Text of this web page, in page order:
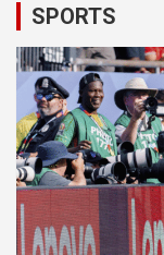
SPORTS